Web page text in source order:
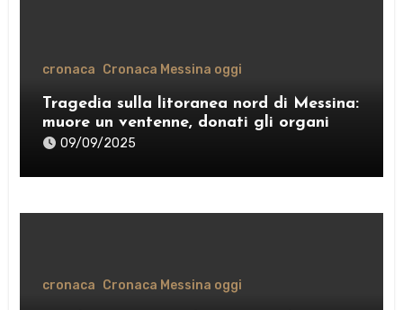
cronaca Cronaca Messina oggi
Tragedia sulla litoranea nord di Messina:
muore un ventenne, donati gli organi
09/09/2025
cronaca Cronaca Messina oggi